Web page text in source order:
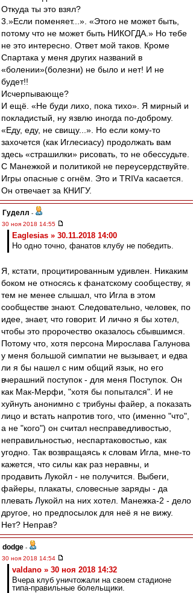
Откуда ты это взял?
3.»Если поменяет...». «Этого не может быть,
потому что не может быть НИКОГДА.» Но тебе
не это интересно. Ответ мой таков. Кроме
Спартака у меня других названий в
«болении»(болезни) не было и нет! И не
будет!!
Исчерпывающе?
И ещё. «Не буди лихо, пока тихо». Я мирный и
покладистый, ну язвлю иногда по-доброму.
«Еду, еду, не свищу...». Но если кому-то
захочется (как Иглесиасу) продолжать вам
здесь «страшилки» рисовать, то не обессудьте.
С Манежкой и политикой не переусердствуйте.
Игры опасные с огнём. Это и TRIVа касается.
Он отвечает за КНИГУ.
Гуделл -
30 ноя 2018 14:55
Eaglesias » 30.11.2018 14:00
Но одно точно, фанатов клубу не победить.
Я, кстати, процитированным удивлен. Никаким
боком не относясь к фанатскому сообществу, я
тем не менее слышал, что Игла в этом
сообществе знают. Следовательно, человек, по
идее, знает, что говорит. И лично я бы хотел,
чтобы это пророчество оказалось сбывшимся.
Потому что, хотя персона Мирослава Галунова
у меня большой симпатии не вызывает, и едва
ли я бы нашел с ним общий язык, но его
вчерашний поступок - для меня Поступок. Он
как Мак-Мерфи, "хотя бы попытался". И не
хуйнуть анонимно с трибуны файер, а показать
лицо и встать напротив того, что (именно "что",
а не "кого") он считал несправедливостью,
неправильностью, неспартаковостью, как
угодно. Так возвращаясь к словам Игла, мне-то
кажется, что силы как раз неравны, и
продавить Лукойл - не получится. Выбеги,
файеры, плакаты, словесные заряды - да
плевать Лукойл на них хотел. Манежка-2 - дело
другое, но предпосылок для неё я не вижу.
Нет? Неправ?
dodge -
30 ноя 2018 14:54
valdano » 30 ноя 2018 14:32
Вчера клуб уничтожали на своем стадионе
типа-правильные болельщики.